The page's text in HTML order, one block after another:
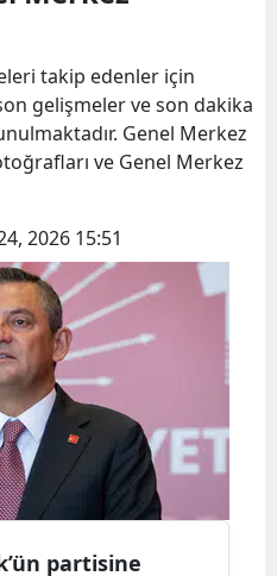
takip edenler için
gelişmeler ve son dakika
Genel Merkez
ve Genel Merkez
2026 15:51